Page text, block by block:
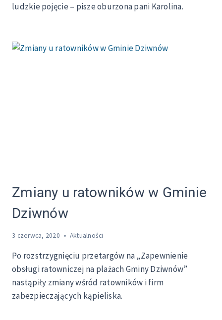
ludzkie pojęcie – pisze oburzona pani Karolina.
Zmiany u ratowników w Gminie
Dziwnów
3 czerwca, 2020 Aktualności
Po rozstrzygnięciu przetargów na „Zapewnienie
obsługi ratowniczej na plażach Gminy Dziwnów”
nastąpiły zmiany wśród ratowników i firm
zabezpieczających kąpieliska.